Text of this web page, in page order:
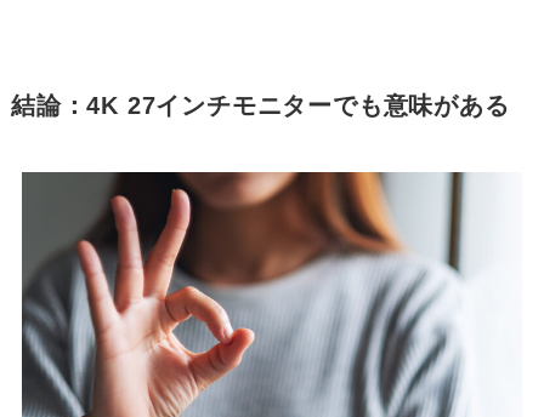
結論：4K 27インチモニターでも意味がある